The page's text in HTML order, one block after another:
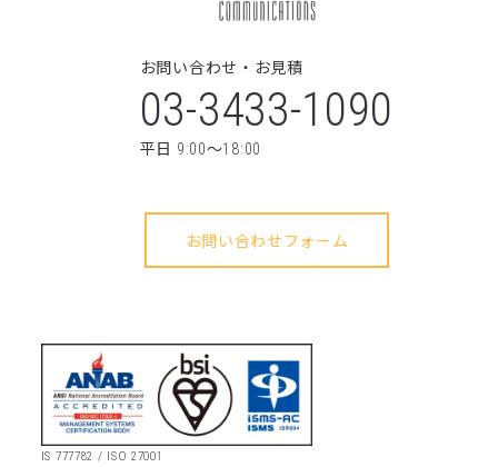
03-3433-1090
IS 777782 / ISO 27001